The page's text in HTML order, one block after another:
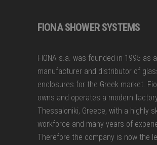
FIONA SHOWER SYSTEMS
FIONA s.a. was founded in 1995 as a
manufacturer and distributor of
enclosures for the Greek market.
owns and operates a modern
Thessaloniki, Greece, with a highly
workforce and many years of
Therefore the company is now the